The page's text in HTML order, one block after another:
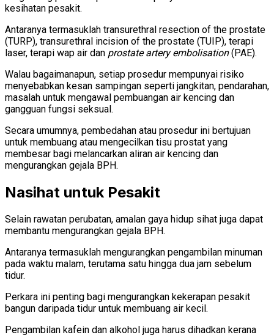
kesihatan pesakit.
Antaranya termasuklah transurethral resection of the prostate
(TURP), transurethral incision of the prostate (TUIP), terapi
laser, terapi wap air dan prostate artery embolisation(PAE).
Walau bagaimanapun, setiap prosedur mempunyai risiko
menyebabkan kesan sampingan seperti jangkitan, pendarahan,
masalah untuk mengawal pembuangan air kencing dan
gangguan fungsi seksual.
Secara umumnya, pembedahan atau prosedur ini bertujuan
untuk membuang atau mengecilkan tisu prostat yang
membesar bagi melancarkan aliran air kencing dan
mengurangkan gejala BPH.
Nasihat untuk Pesakit
Selain rawatan perubatan, amalan gaya hidup sihat juga dapat
membantu mengurangkan gejala BPH.
Antaranya termasuklah mengurangkan pengambilan minuman
pada waktu malam, terutama satu hingga dua jam sebelum
tidur.
Perkara ini penting bagi mengurangkan kekerapan pesakit
bangun daripada tidur untuk membuang air kecil.
Pengambilan kafein dan alkohol juga harus dihadkan kerana